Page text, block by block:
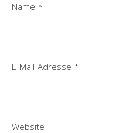
Name *
E-Mail-Adresse *
Website